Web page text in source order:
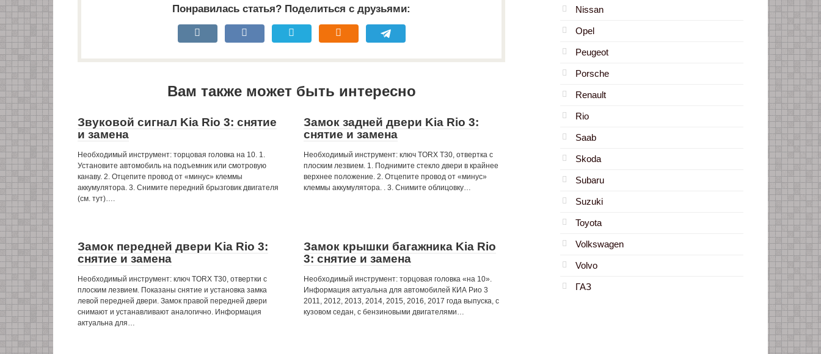
Понравилась статья? Поделиться с друзьями:
Вам также может быть интересно
Звуковой сигнал Kia Rio 3: снятие
и замена
Необходимый инструмент: торцовая головка на 10. 1.
Установите автомобиль на подъемник или смотровую
канаву. 2. Отцепите провод от «минус» клеммы
аккумулятора. 3. Снимите передний брызговик двигателя
(см. тут)….
Замок задней двери Kia Rio 3:
снятие и замена
Необходимый инструмент: ключ TORX Т30, отвертка с
плоским лезвием. 1. Поднимите стекло двери в крайнее
верхнее положение. 2. Отцепите провод от «минус»
клеммы аккумулятора. . 3. Снимите облицовку…
Замок передней двери Kia Rio 3:
снятие и замена
Необходимый инструмент: ключ TORX Т30, отвертки с
плоским лезвием. Показаны снятие и установка замка
левой передней двери. Замок правой передней двери
снимают и устанавливают аналогично. Информация
актуальна для…
Замок крышки багажника Kia Rio
3: снятие и замена
Необходимый инструмент: торцовая головка «на 10».
Информация актуальна для автомобилей КИА Рио 3
2011, 2012, 2013, 2014, 2015, 2016, 2017 года выпуска, с
кузовом седан, с бензиновыми двигателями…
Nissan
Opel
Peugeot
Porsche
Renault
Rio
Saab
Skoda
Subaru
Suzuki
Toyota
Volkswagen
Volvo
ГАЗ